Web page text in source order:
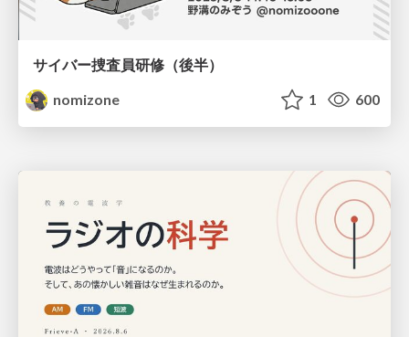
サイバー捜査員研修（後半）
nomizone
1 600